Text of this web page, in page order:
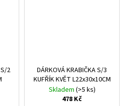
2
DÁRKOVÁ KRABIČKA S/3
KUFŘÍK KVĚT L22x30x10CM
Skladem (>5 ks)
478 Kč